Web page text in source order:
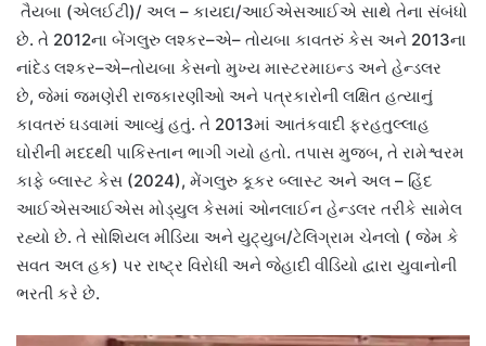
તૈયબા (એલઈટી)/ અલ – કાયદા/આઈએસઆઈએ સાથે તેના સંબંધો
છે. તે 2012ના બેંગલુરુ લશ્કર–એ– તોયબા કાવતરું કેસ અને 2013ના
નાંદેડ લશ્કર–એ–તોયબા કેસનો મુખ્ય માસ્ટરમાઇન્ડ અને હેન્ડલર
છે, જેમાં જમણેરી રાજકારણીઓ અને પત્રકારોની લક્ષિત હત્યાનું
કાવતરું ઘડવામાં આવ્યું હતું. તે 2013માં આતંકવાદી ફરહતુલ્લાહ
ઘોરીની મદદથી પાકિસ્તાન ભાગી ગયો હતો. તપાસ મુજબ, તે રામેશ્વરમ
કાફે બ્લાસ્ટ કેસ (2024), મેંગલુરુ કૂકર બ્લાસ્ટ અને અલ – હિંદ
આઈએસઆઈએસ મોડ્યુલ કેસમાં ઓનલાઈન હેન્ડલર તરીકે સામેલ
રહ્યો છે. તે સોશિયલ મીડિયા અને યુટ્યુબ/ટેલિગ્રામ ચેનલો ( જેમ કે
સવત અલ હક) પર રાષ્ટ્ર વિરોધી અને જેહાદી વીડિયો દ્વારા યુવાનોની
ભરતી કરે છે.